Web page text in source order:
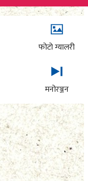
फोटो ग्यालरी
मनोरञ्जन